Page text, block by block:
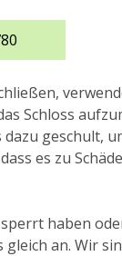
Schloss
geschult,
es zu
haben
gleich an. Wir